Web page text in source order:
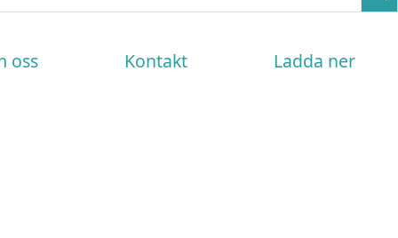
oss Kontakt Ladda ner